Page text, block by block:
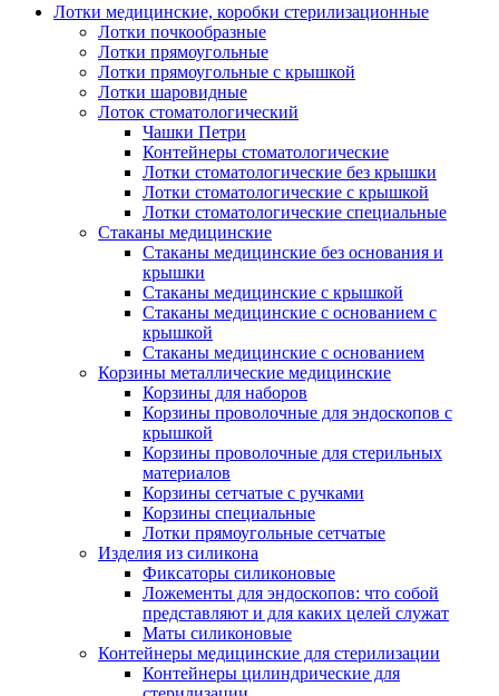
Лотки медицинские, коробки стерилизационные
Лотки почкообразные
Лотки прямоугольные
Лотки прямоугольные с крышкой
Лотки шаровидные
Лоток стоматологический
Чашки Петри
Контейнеры стоматологические
Лотки стоматологические без крышки
Лотки стоматологические с крышкой
Лотки стоматологические специальные
Стаканы медицинские
Стаканы медицинские без основания и
крышки
Стаканы медицинские с крышкой
Стаканы медицинские с основанием с
крышкой
Стаканы медицинские с основанием
Корзины металлические медицинские
Корзины для наборов
Корзины проволочные для эндоскопов с
крышкой
Корзины проволочные для стерильных
материалов
Корзины сетчатые с ручками
Корзины специальные
Лотки прямоугольные сетчатые
Изделия из силикона
Фиксаторы силиконовые
Ложементы для эндоскопов: что собой
представляют и для каких целей служат
Маты силиконовые
Контейнеры медицинские для стерилизации
Контейнеры цилиндрические для